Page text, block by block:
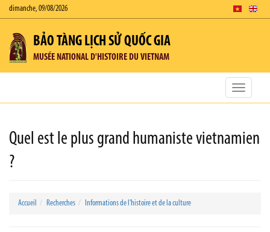
dimanche, 09/08/2026
BẢO TÀNG LỊCH SỬ QUỐC GIA
MUSÉE NATIONAL D'HISTOIRE DU VIETNAM
Toggle
Quel est le plus grand humaniste vietnamien
?
Accueil Recherches Informations de l’histoire et de la culture